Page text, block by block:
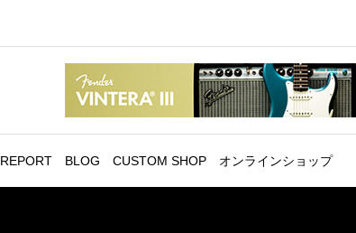
REPORT BLOG CUSTOM SHOP オンラインショップ